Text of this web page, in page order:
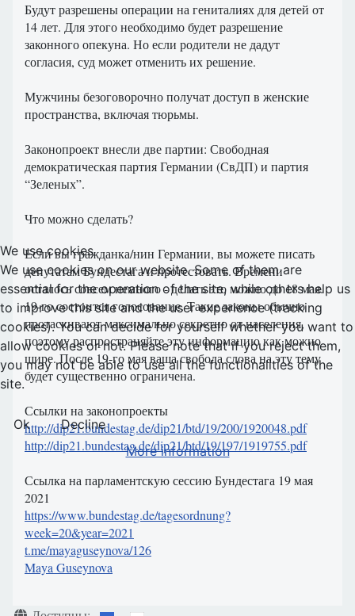
Будут разрешены операции на гениталиях для детей от
14 лет. Для этого необходимо будет разрешение
законного опекуна. Но если родители не дадут
согласия, суд может отменить их решение.
Мужчины безоговорочно получат доступ в женские
пространства, включая тюрьмы.
Законопроект внесли две партии: Свободная
демократическая партия Германии (СвДП) и партия
“Зеленых”.
Что можно сделать?
Если вы гражданка/нин Германии, вы можете писать
депутатам Бундестага и протестовать. Времени
осталось совсем немного - делать это можно до 18 мая.
19-го состоится голосование. Такие законы обычно
протаскивают максимально секретно от населения,
поэтому распространяйте эту информацию как можно
шире. После 19-го мая ваша свобода слова на эту тему
будет существенно ограничена.
Ссылки на законопроекты
http://dip21.bundestag.de/dip21/btd/19/200/1920048.pdf
http://dip21.bundestag.de/dip21/btd/19/197/1919755.pdf
Ссылка на парламентскую сессию Бундестага 19 мая
2021
https://www.bundestag.de/tagesordnung?
week=20&year=2021
t.me/mayaguseynova/126
Maya Guseynova
We use cookies
We use cookies on our website. Some of them are
essential for the operation of the site, while others help us
to improve this site and the user experience (tracking
cookies). You can decide for yourself whether you want to
allow cookies or not. Please note that if you reject them,
you may not be able to use all the functionalities of the
site.
Ok
Decline
More information